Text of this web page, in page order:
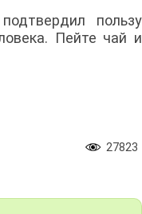
пользу
Пейте чай и
27823